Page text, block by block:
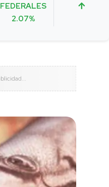
FEDERALES
2.07%